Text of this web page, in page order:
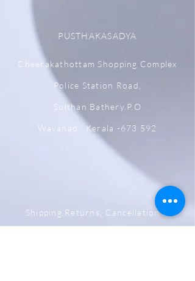
PUSTHAKASADYA
Cheerakathottam Shopping Complex
Police Station Road,
Sulthan Bathery.P.O
Wayanad , Kerala -673 592
Shipping,Returns, Cancellation &